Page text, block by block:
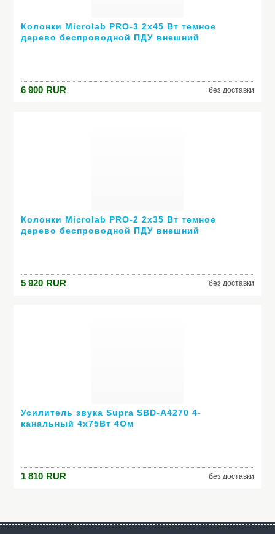
Колонки Microlab PRO-3 2х45 Вт темное
дерево беспроводной ПДУ внешний
6 900 RUR без доставки
Колонки Microlab PRO-2 2х35 Вт темное
дерево беспроводной ПДУ внешний
5 920 RUR без доставки
Усилитель звука Supra SBD-A4270 4-
канальный 4х75Вт 4Ом
1 810 RUR без доставки